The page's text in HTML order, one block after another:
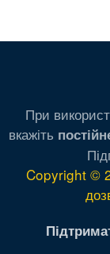
При
вкажіть
Copyright ©